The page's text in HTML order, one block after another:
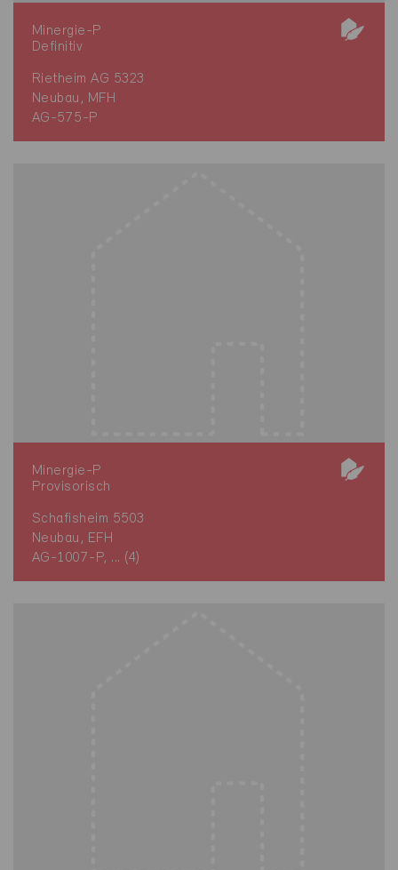
Minergie-P
Definitiv
Rietheim AG 5323
Neubau, MFH
AG-575-P
Minergie-P
Provisorisch
Schafisheim 5503
Neubau, EFH
AG-1007-P, ... (4)